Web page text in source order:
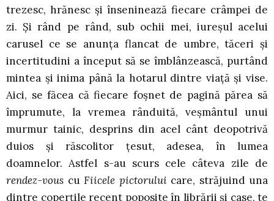
trezesc, hrănesc şi înseninează fiecare crâmpei de
zi. Şi rând pe rând, sub ochii mei, iureşul acelui
carusel ce se anunţa flancat de umbre, tăceri şi
incertitudini a început să se îmblânzească, purtând
mintea şi inima până la hotarul dintre viaţă şi vise.
Aici, se făcea că fiecare foşnet de pagină părea să
împrumute, la vremea rânduită, veşmântul unui
murmur tainic, desprins din acel cânt deopotrivă
duios şi răscolitor ţesut, adesea, în lumea
doamnelor. Astfel s-au scurs cele câteva zile de
rendez-vous cu Fiicele pictorului care, străjuind una
dintre coperţile recent poposite în librării şi case, te